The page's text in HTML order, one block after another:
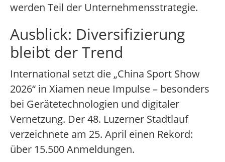
werden Teil der Unternehmensstrategie.
Ausblick: Diversifizierung
bleibt der Trend
International setzt die „China Sport Show
2026“ in Xiamen neue Impulse – besonders
bei Gerätetechnologien und digitaler
Vernetzung. Der 48. Luzerner Stadtlauf
verzeichnete am 25. April einen Rekord:
über 15.500 Anmeldungen.